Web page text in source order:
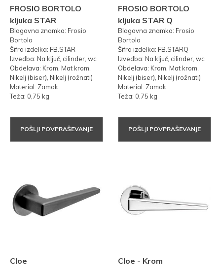
FROSIO BORTOLO
kljuka STAR
Blagovna znamka: Frosio
Bortolo
Šifra izdelka: FB.STAR
Izvedba: Na ključ, cilinder, wc
Obdelava: Krom, Mat krom,
Nikelj (biser), Nikelj (rožnati)
Material: Zamak
Teža: 0,75 kg
POŠLJI POVPRAŠEVANJE
FROSIO BORTOLO
kljuka STAR Q
Blagovna znamka: Frosio
Bortolo
Šifra izdelka: FB.STARQ
Izvedba: Na ključ, cilinder, wc
Obdelava: Krom, Mat krom,
Nikelj (biser), Nikelj (rožnati)
Material: Zamak
Teža: 0,75 kg
POŠLJI POVPRAŠEVANJE
Cloe Cloe - Krom